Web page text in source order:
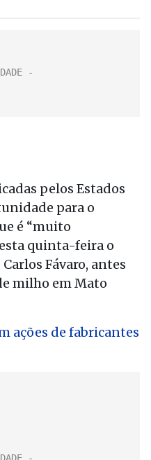
pelos Estados
para o
é “muito
quinta-feira o
Fávaro, antes
milho em Mato
ações de fabricantes